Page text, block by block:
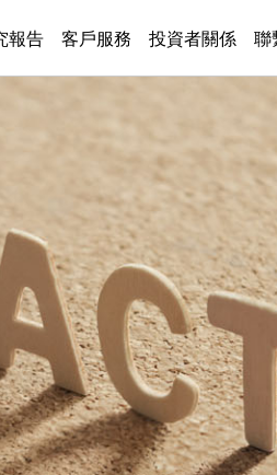
報告 客戶服務 投資者關係 聯